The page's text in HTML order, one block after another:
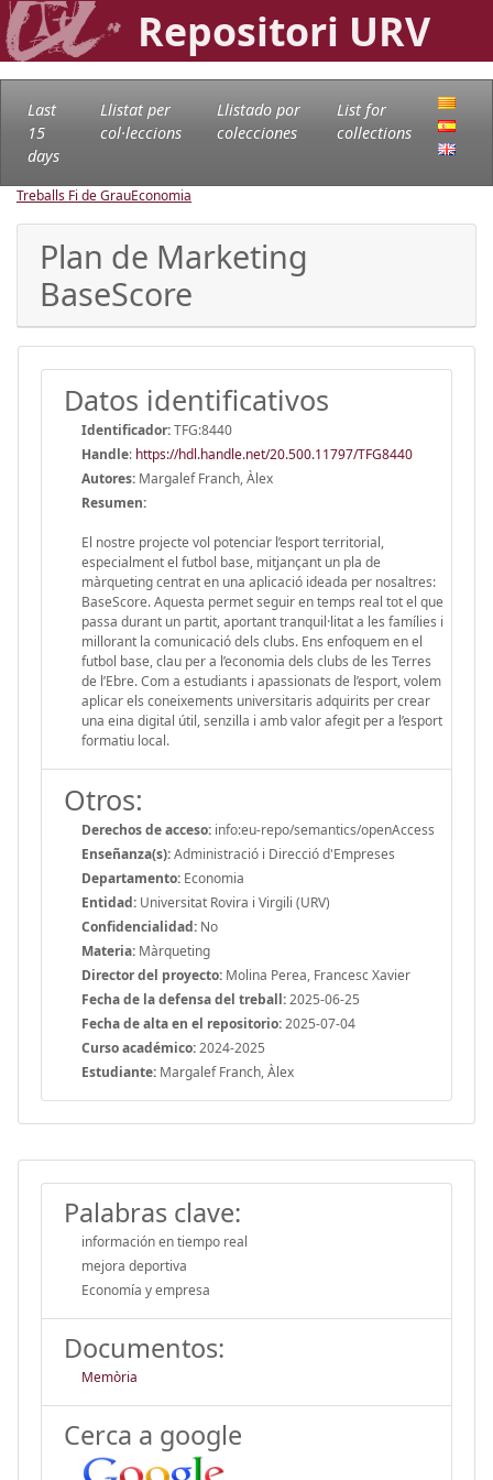
Repositori URV
Last
15
days
Llistat per
col·leccions
Llistado por
colecciones
List for
collections
Treballs Fi de GrauEconomia
Plan de Marketing
BaseScore
Datos identificativos
Identificador:TFG:8440
Handle: https://hdl.handle.net/20.500.11797/TFG8440
Autores: Margalef Franch, Àlex
Resumen:
El nostre projecte vol potenciar l’esport territorial,
especialment el futbol base, mitjançant un pla de
màrqueting centrat en una aplicació ideada per nosaltres:
BaseScore. Aquesta permet seguir en temps real tot el que
passa durant un partit, aportant tranquil·litat a les famílies i
millorant la comunicació dels clubs. Ens enfoquem en el
futbol base, clau per a l’economia dels clubs de les Terres
de l’Ebre. Com a estudiants i apassionats de l’esport, volem
aplicar els coneixements universitaris adquirits per crear
una eina digital útil, senzilla i amb valor afegit per a l’esport
formatiu local.
Otros:
Derechos de acceso: info:eu-repo/semantics/openAccess
Enseñanza(s):Administració i Direcció d'Empreses
Departamento: Economia
Entidad: Universitat Rovira i Virgili (URV)
Confidencialidad: No
Materia: Màrqueting
Director del proyecto: Molina Perea, Francesc Xavier
Fecha de la defensa del treball:2025-06-25
Fecha de alta en el repositorio:2025-07-04
Curso académico:2024-2025
Estudiante: Margalef Franch, Àlex
Palabras clave:
información en tiempo real
mejora deportiva
Economía y empresa
Documentos:
Memòria
Cerca a google